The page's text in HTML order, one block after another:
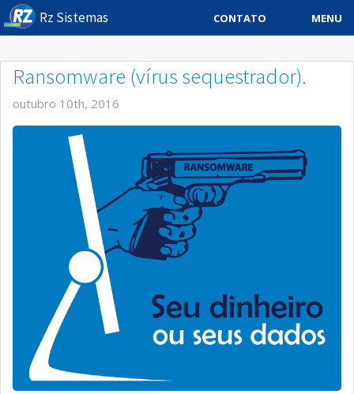
Rz Sistemas CONTATO MENU
Blog
Contato Rz Sistemas
Buscar no Site
Ransomware (vírus sequestrador).
outubro 10th, 2016